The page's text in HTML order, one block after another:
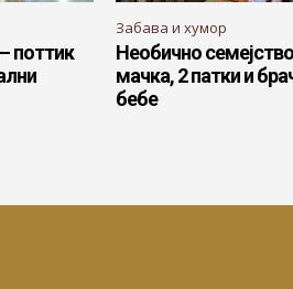
поттик
Забава и хумор
Необично
мачка, 2 патки и
бебе